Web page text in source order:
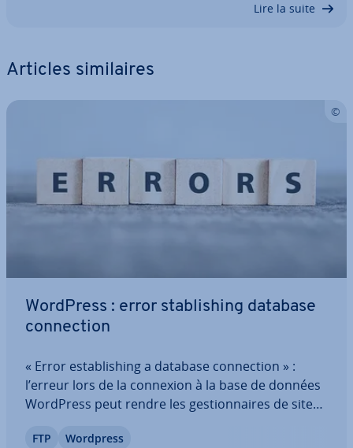
Lire la suite
Articles si­mi­laires
WordPress : error sta­bli­shing database
con­nec­tion
« Error es­ta­bli­shing a database con­nec­tion » :
l’erreur lors de la connexion à la base de données
WordPress peut rendre les ges­tion­naires de sites
WordPress affiche ce message d'erreur ? Nous ex­
FTP Wordpress